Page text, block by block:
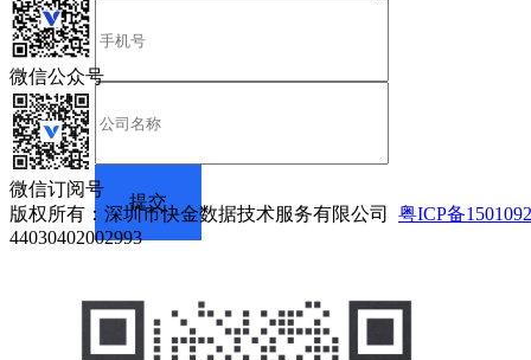
微信公众号
微信订阅号
版权所有：深圳市快金数据技术服务有限公司 粤ICP备
44030402002993